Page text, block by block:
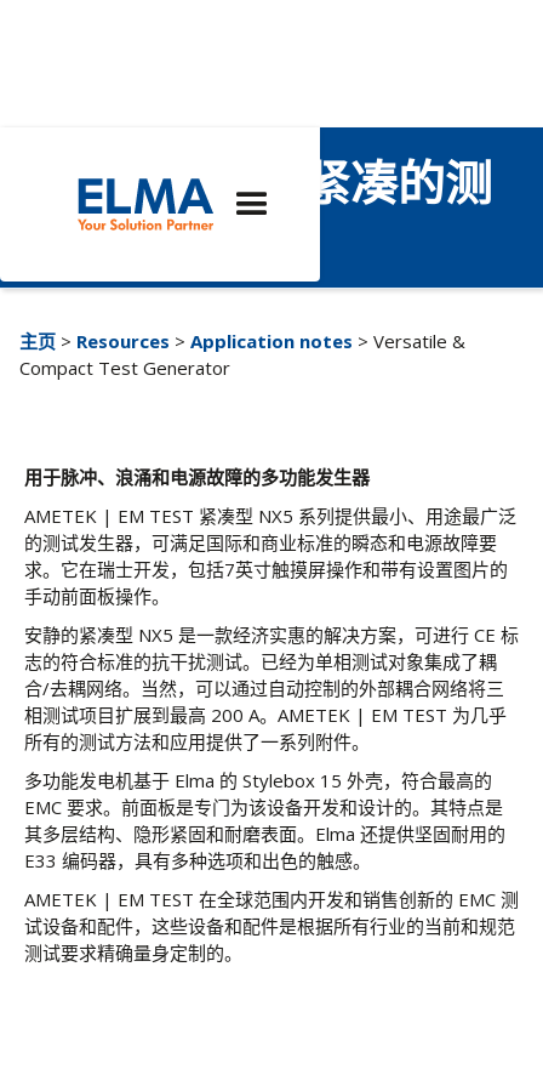
用途最广、最紧凑的测
试生成器
主页 > Resources > Application notes > Versatile &
Compact Test Generator
用于脉冲、浪涌和电源故障的多功能发生器
AMETEK | EM TEST 紧凑型 NX5 系列提供最小、用途最广泛
的测试发生器，可满足国际和商业标准的瞬态和电源故障要
求。它在瑞士开发，包括7英寸触摸屏操作和带有设置图片的
手动前面板操作。
安静的紧凑型 NX5 是一款经济实惠的解决方案，可进行 CE 标
志的符合标准的抗干扰测试。已经为单相测试对象集成了耦
合/去耦网络。当然，可以通过自动控制的外部耦合网络将三
相测试项目扩展到最高 200 A。AMETEK | EM TEST 为几乎
所有的测试方法和应用提供了一系列附件。
多功能发电机基于 Elma 的 Stylebox 15 外壳，符合最高的
EMC 要求。前面板是专门为该设备开发和设计的。其特点是
其多层结构、隐形紧固和耐磨表面。Elma 还提供坚固耐用的
E33 编码器，具有多种选项和出色的触感。
AMETEK | EM TEST 在全球范围内开发和销售创新的 EMC 测
试设备和配件，这些设备和配件是根据所有行业的当前和规范
测试要求精确量身定制的。